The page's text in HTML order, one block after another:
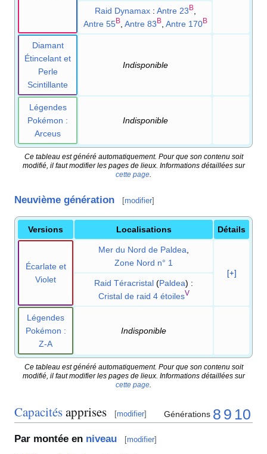
Raid Dynamax : Antre 23 B,
Antre 55B, Antre 83 B, Antre 170B
Diamant
Étincelant et
Perle
Scintillante
Indisponible
Légendes
Pokémon :
Arceus
Indisponible
Ce tableau est généré automatiquement. Pour que son contenu soit
modifié, il faut modifier les pages de lieux. Informations détaillées sur
cette page
Neuvième génération [modifier]
Versions Localisations Détails
Écarlate et
Violet
Mer du Nord de Paldea
Zone Nord n° 1
[+]
Raid Téracristal (Paldea) :
Cristal de raid 4 étoilesV
Légendes
Pokémon :
Z-A
Indisponible
Ce tableau est généré automatiquement. Pour que son contenu soit
modifié, il faut modifier les pages de lieux. Informations détaillées sur
cette page
Capacitésapprises [modifier] Générations 8 9 10
Par montée en niveau [modifier]